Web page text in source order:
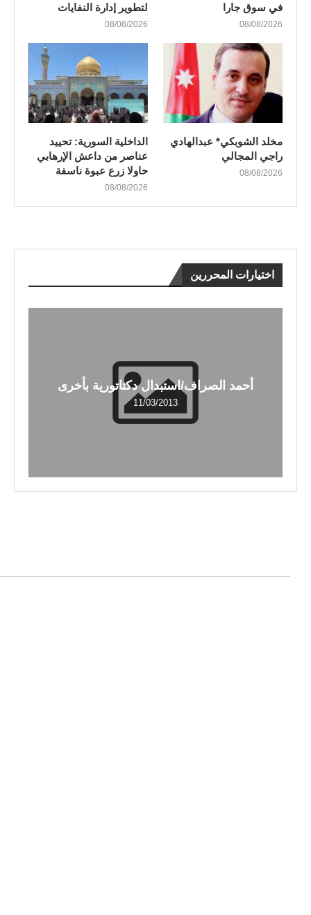
في سوق جارا
08/08/2026
لتطوير إدارة النفايات
08/08/2026
مخلد الشوبكي* عبدالهادي
راجي المجالي
08/08/2026
الداخلية السورية: تحييد
عناصر من داعش الإرهابي
حاولا زرع عبوة ناسفة
08/08/2026
اختيارات المحررين
أحمد الصراف/استبدال دكتاتورية بأخرى
11/03/2013